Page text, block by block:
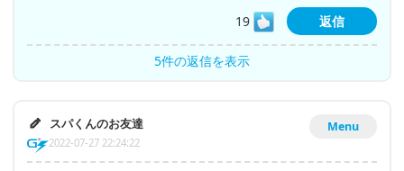
19
返信
5件の返信を表示
Menu
スパくんのお友達
2022-07-27 22:24:22